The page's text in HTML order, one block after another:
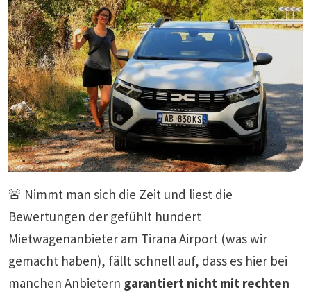
🚨 Nimmt man sich die Zeit und liest die
Bewertungen der gefühlt hundert
Mietwagenanbieter am Tirana Airport (was wir
gemacht haben), fällt schnell auf, dass es hier bei
manchen Anbietern garantiert nicht mit rechten